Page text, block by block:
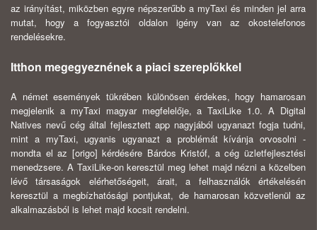
az irányítást, miközben egyre népszerűbb a myTaxi és minden jel arra
mutat, hogy a fogyasztói oldalon igény van az okostelefonos
rendelésekre.
Itthon megegyeznének a piaci szereplőkkel
A német események tükrében különösen érdekes, hogy hamarosan
megjelenik a myTaxi magyar megfelelője, a TaxiLike 1.0. A Digital
Natives nevű cég által fejlesztett app nagyjából ugyanazt fogja tudni,
mint a myTaxi, ugyanis ugyanazt a problémát kívánja orvosolni -
mondta el az [origo] kérdésére Bárdos Kristóf, a cég üzletfejlesztési
menedzsere. A TaxiLike-on keresztül meg lehet majd nézni a közelben
lévő társaságok elérhetőségeit, árait, a felhasználók értékelésén
keresztül a megbízhatósági pontjukat, de hamarosan közvetlenül az
alkalmazásból is lehet majd kocsit rendelni.